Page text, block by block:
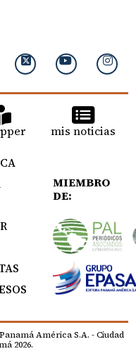
mis noticias
MIEMBRO
DE:
América S.A. - Ciudad
2026.